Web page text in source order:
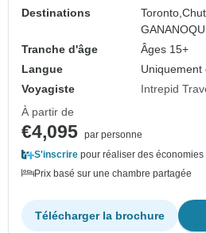
Destinations
Toronto,
Tranche d'âge
Âges 15+
Langue
Uniquement
Voyagiste
Intrepid
À partir de
€4,095 par personne
S'inscrire pour réaliser des économies
Prix basé sur une chambre partagée
Télécharger la brochure